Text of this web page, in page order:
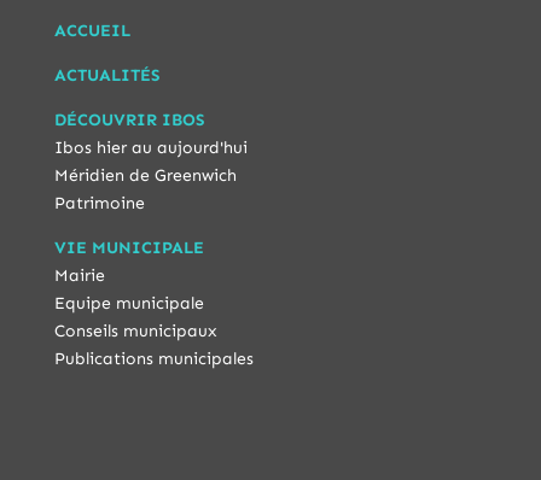
ACCUEIL
ACTUALITÉS
DÉCOUVRIR IBOS
Ibos hier au aujourd'hui
Méridien de Greenwich
Patrimoine
VIE MUNICIPALE
Mairie
Equipe municipale
Conseils municipaux
Publications municipales